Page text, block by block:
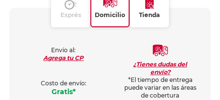
Exprés Domicilio Tienda
Envío al:
Agrega tu CP
Costo de envío:
Gratis*
¿Tienes dudas del
envío?
*El tiempo de entrega
puede variar en las áreas
de cobertura